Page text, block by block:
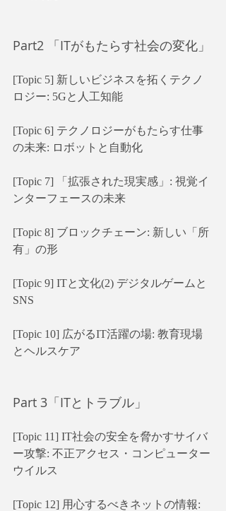
Part2 「ITがもたらす社会の変化」
[Topic 5] 新しいビジネスを拓くテクノ
ロジー: 5Gと人工知能
[Topic 6] テクノロジーがもたらす仕事
の未来: ロボットと自動化
[Topic 7] 「拡張された現実感」: 視覚イ
ンターフェースの未来
[Topic 8] ブロックチェーン: 新しい「所
有」の形
[Topic 9] ITと文化(2) デジタルゲームと
SNS
[Topic 10] 広がるIT活躍の場: 教育現場
とヘルスケア
Part 3「ITとトラブル」
[Topic 11] IT社会の安全を脅かすサイバ
ー攻撃: 不正アクセス・コンピューター
ウイルス
[Topic 12] 用心するべきネットの情報: